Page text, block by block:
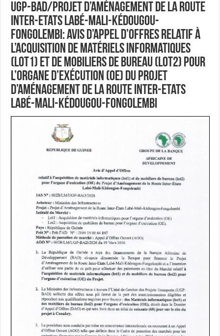
UGP-BAD/Projet d’Aménagement de la Route
Inter-Etats Labé-Mali-Kédougou-
Fongolembi: Avis d’Appel d’Offres relatif à
l’acquisition de matériels informatiques
(lot1) et de mobiliers de bureau (lot2) pour
l’organe d’exécution (OE) du Projet
d’Aménagement de la Route Inter-Etats
Labé-Mali-Kédougou-Fongolembi